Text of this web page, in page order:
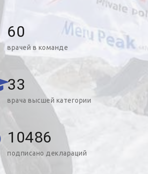
60
врачей в команде
33
врача высшей категории
10486
подписано деклараций